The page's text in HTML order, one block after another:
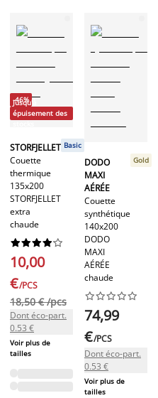
-46%
Jusqu'à
épuisement des
STORFJELLET
Couette
thermique
135x200
STORFJELLET
extra
chaude
Basic






10,00
€/PCS
18,50 € /pcs
Dont éco-part.
0.53 €
Voir plus de
tailles
DODO
MAXI
AÉRÉE
Couette
synthétique
140x200
DODO
MAXI
AÉRÉE
chaude
Gold






74,99
€/PCS
Dont éco-part.
0.53 €
Voir plus de
tailles